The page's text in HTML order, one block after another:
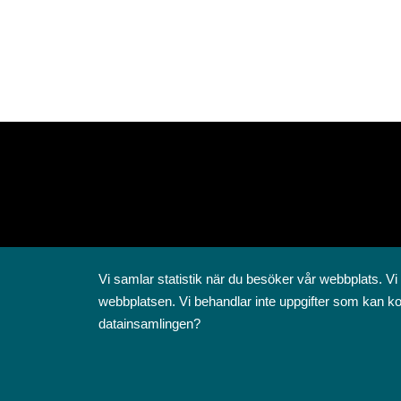
Vi samlar statistik när du besöker vår webbplats.
webbplatsen. Vi behandlar inte uppgifter som kan
datainsamlingen?